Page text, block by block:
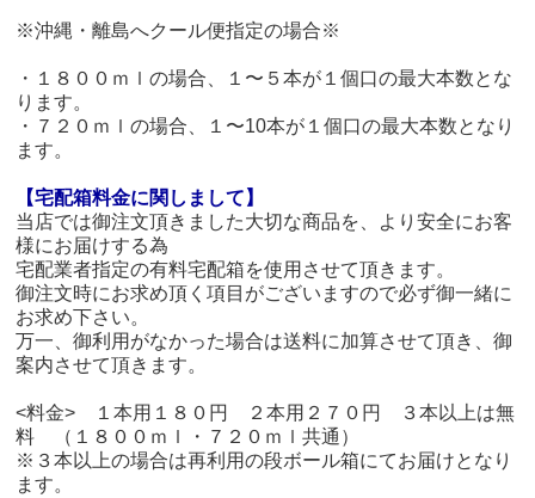
※沖縄・離島へクール便指定の場合※
・１８００ｍｌの場合、１〜５本が１個口の最大本数とな
ります。
・７２０ｍｌの場合、１〜10本が１個口の最大本数となり
ます。
【宅配箱料金に関しまして】
当店では御注文頂きました大切な商品を、より安全にお客
様にお届けする為
宅配業者指定の有料宅配箱を使用させて頂きます。
御注文時にお求め頂く項目がございますので必ず御一緒に
お求め下さい。
万一、御利用がなかった場合は送料に加算させて頂き、御
案内させて頂きます。
<料金> １本用１８０円 ２本用２７０円 ３本以上は無
料 （１８００ｍｌ・７２０ｍｌ共通）
※３本以上の場合は再利用の段ボール箱にてお届けとなり
ます。